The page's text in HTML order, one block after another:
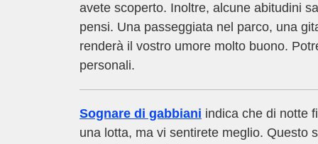
avete scoperto. Inoltre, alcune abitudini
pensi. Una passeggiata nel parco, una
renderà il vostro umore molto buono.
personali.
Sognare di gabbiani indica che di notte
una lotta, ma vi sentirete meglio. Questo